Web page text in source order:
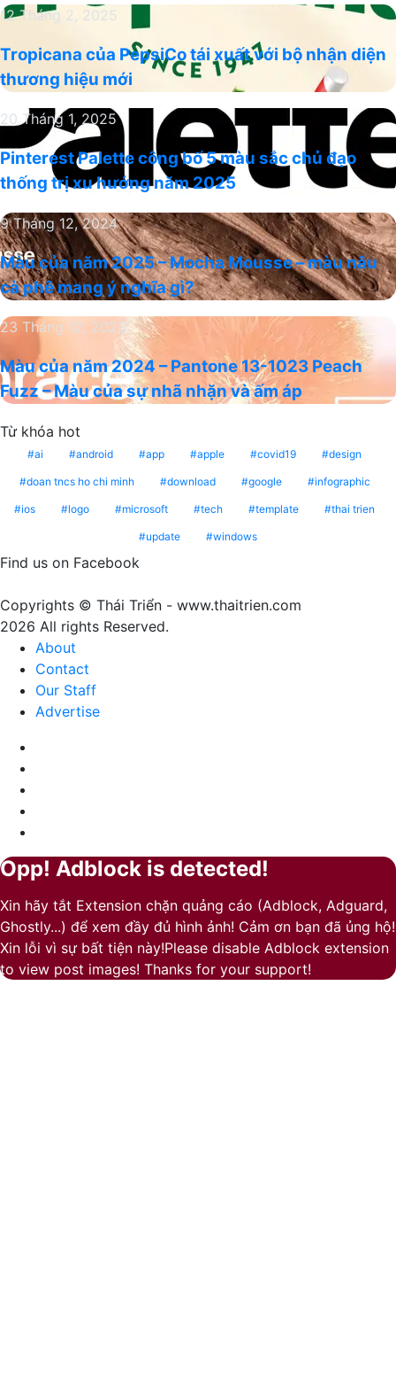
Màu
của
năm
Tropicana
PepsiCo
tái
với
nhận
diện
hiệu
mới
12 Tháng 2, 2025
Tropicana của PepsiCo tái xuất với bộ nhận diện
thương hiệu mới
Pinterest
Palette
công
bố
màu
sắc
chủ
đạo
trị
hướng
năm
20 Tháng 1, 2025
Pinterest Palette công bố 5 màu sắc chủ đạo
thống trị xu hướng năm 2025
Màu
của
năm
2025
Mocha
–
màu
cà
mang
9 Tháng 12, 2024
Màu của năm 2025 – Mocha Mousse – màu nâu
cà phê mang ý nghĩa gì?
Màu
năm
2024
Pantone
1023
Fuzz
Màu
sự
nhã
nhặn
23 Tháng 12, 2023
Màu của năm 2024 – Pantone 13-1023 Peach
Fuzz – Màu của sự nhã nhặn và ấm áp
Từ khóa hot
ai android app apple covid19 design
doan tncs ho chi minh download google infographic
ios logo microsoft tech template thai trien
update windows
Find us on Facebook
Copyrights © Thái Triển - www.thaitrien.com
2026 All rights Reserved.
About
Contact
Our Staff
Advertise
Back
top
button
Close
Opp! Adblock is detected!
Xin hãy tắt Extension chặn quảng cáo (Adblock, Adguard,
Ghostly...) để xem đầy đủ hình ảnh! Cảm ơn bạn đã ủng hộ!
Xin lỗi vì sự bất tiện này!Please disable Adblock extension
to view post images! Thanks for your support!